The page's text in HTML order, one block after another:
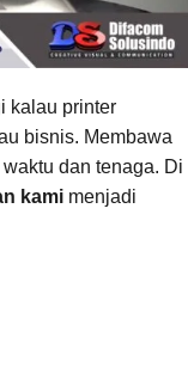
kalau printer
bisnis. Membawa
dan tenaga. Di
kami menjadi